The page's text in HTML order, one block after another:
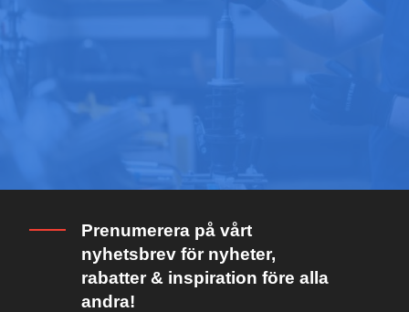
Prenumerera på vårt
nyhetsbrev för nyheter,
rabatter & inspiration före alla
andra!